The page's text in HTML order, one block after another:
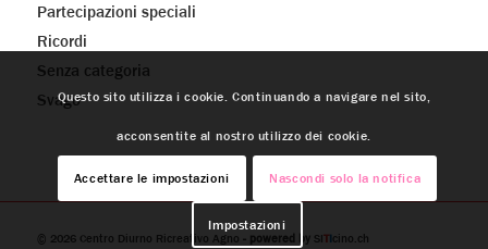
Partecipazioni speciali
Ricordi
Senza categoria
Svago
© 2026 Centro Diurno Ricreativo Agno - powered by SITIcino.ch
Questo sito utilizza i cookie. Continuando a navigare nel sito,
acconsentite al nostro utilizzo dei cookie.
Accettare le impostazioni Nascondi solo la notifica
Impostazioni